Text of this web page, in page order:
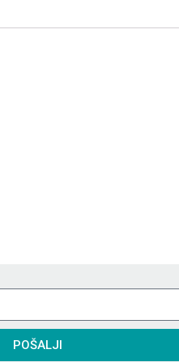
POŠALJI